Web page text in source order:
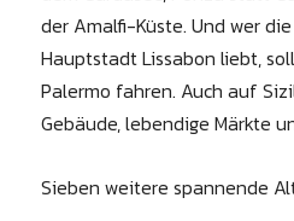
der Amalfi-Küste. Und wer
Hauptstadt Lissabon liebt,
Palermo fahren. Auch auf
Gebäude, lebendige Märkte
Sieben weitere spannende